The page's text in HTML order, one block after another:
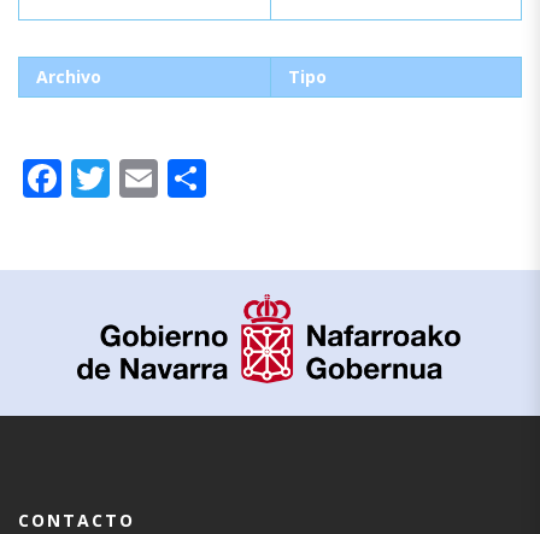
Archivo Tipo
Facebook
Twitter
Email
CONTACTO